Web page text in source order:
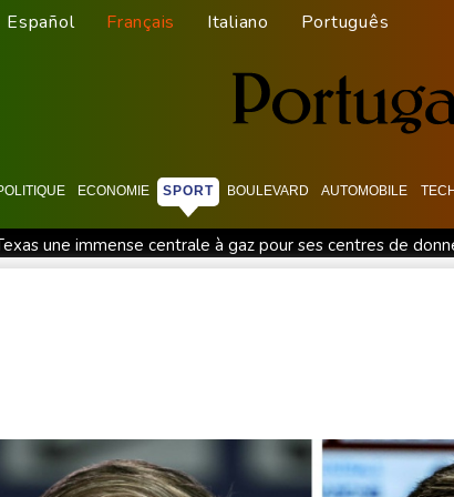
Español Français Italiano Português
ECONOMIE SPORT BOULEVARD AUTOMOBILE
une immense centrale à gaz pour ses centres de